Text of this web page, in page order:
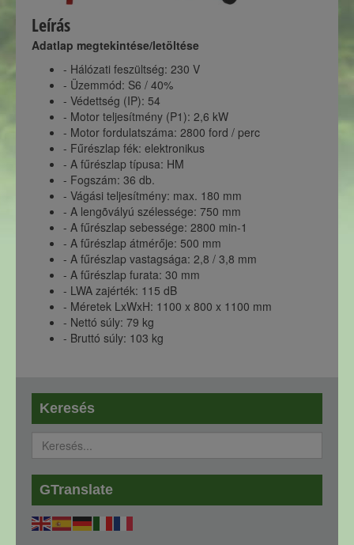
Leírás
Adatlap megtekintése/letöltése
- Hálózati feszültség: 230 V
- Üzemmód: S6 / 40%
- Védettség (IP): 54
- Motor teljesítmény (P1): 2,6 kW
- Motor fordulatszáma: 2800 ford / perc
- Fűrészlap fék: elektronikus
- A fűrészlap típusa: HM
- Fogszám: 36 db.
- Vágási teljesítmény: max. 180 mm
- A lengõvályú szélessége: 750 mm
- A fűrészlap sebessége: 2800 min-1
- A fűrészlap átmérője: 500 mm
- A fűrészlap vastagsága: 2,8 / 3,8 mm
- A fűrészlap furata: 30 mm
- LWA zajérték: 115 dB
- Méretek LxWxH: 1100 x 800 x 1100 mm
- Nettó súly: 79 kg
- Bruttó súly: 103 kg
Keresés
GTranslate